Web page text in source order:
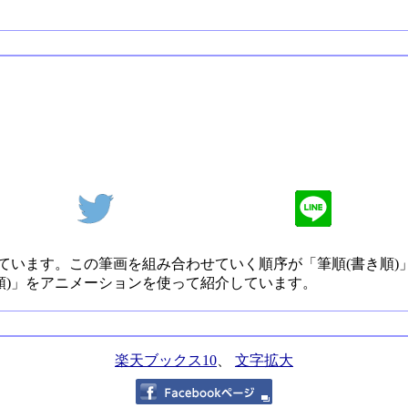
ます。この筆画を組み合わせていく順序が「筆順(書き順)
をアニメーションを使って紹介しています。
楽天ブックス10 文字拡大